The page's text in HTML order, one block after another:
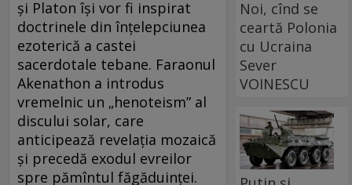
și Platon își vor fi inspirat
doctrinele din înțelepciunea
ezoterică a castei
sacerdotale tebane. Faraonul
Akenathon a introdus
vremelnic un „henoteism” al
discului solar, care
anticipează revelația mozaică
și precedă exodul evreilor
spre pămîntul făgăduinței.
Noi, cînd se
ceartă Polonia
cu Ucraina
Sever
VOINESCU